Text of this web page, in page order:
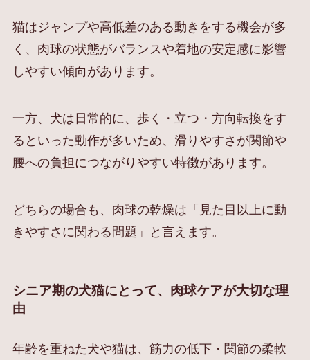
猫はジャンプや高低差のある動きをする機会が多
く、肉球の状態がバランスや着地の安定感に影響
しやすい傾向があります。
一方、犬は日常的に、歩く・立つ・方向転換をす
るといった動作が多いため、滑りやすさが関節や
腰への負担につながりやすい特徴があります。
どちらの場合も、肉球の乾燥は「見た目以上に動
きやすさに関わる問題」と言えます。
シニア期の犬猫にとって、肉球ケアが大切な理
由
年齢を重ねた犬や猫は、筋力の低下・関節の柔軟